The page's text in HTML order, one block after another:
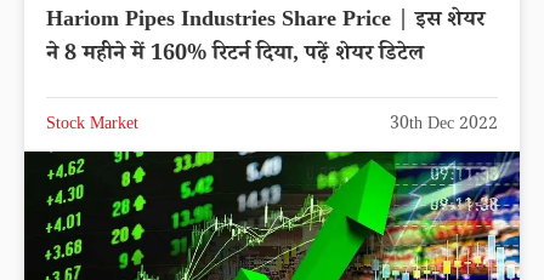
Hariom Pipes Industries Share Price | इस शेयर
ने 8 महीने में 160% रिटर्न दिया, पढ़ें शेयर डिटेल
Stock Market 30th Dec 2022